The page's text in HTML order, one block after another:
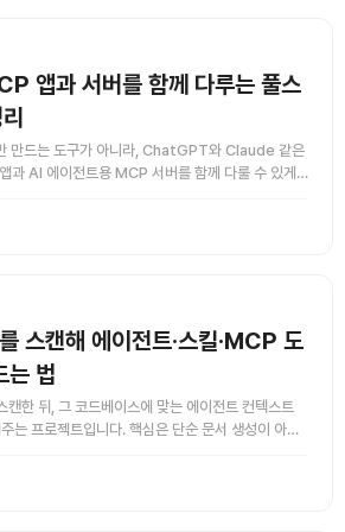
앱과 서버를 함께 다루는 풀스
드는 도구가 아니라, ChatGPT와 Claude 같은
과 AI 에이전트용 MCP 서버를 함께 다룰 수 있게
스캔해 에이전트·스킬·MCP 도
는 법
한 뒤, 그 코드베이스에 맞는 에이전트 컨텍스트
는 프로젝트입니다. 핵심은 단순 문서 생성이 아니